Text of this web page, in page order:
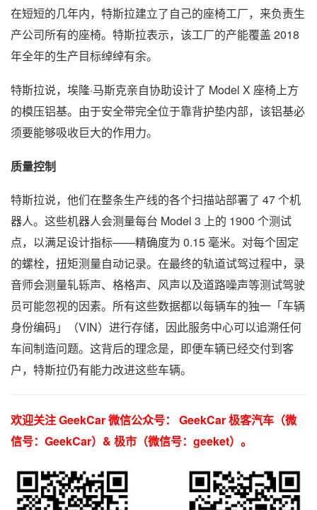
在短短的几年内，特斯拉建立了自己的座椅工厂，来负责生
产公司所有的座椅。特斯拉表示，该工厂的产能覆盖 2018
年全年的生产目标绰绰有余。
特斯拉说，埃隆·马斯克亲自协助设计了 Model X 座椅上方
的模压铝基。由于安全带完全位于靠背护垫内部，该铝基必
须要能够吸收巨大的作用力。
质量控制
特斯拉说，他们在整条生产线的各个扫描站部署了 47 个机
器人。这些机器人会测量每台 Model 3 上的 1900 个测试
点，以满足设计指标——精确度为 0.15 毫米。对每个固定
的螺栓，扭矩测量自动记录。在最终的轨道试驾过程中，录
音师会测量轧轹声、格格声、风声以及道路噪声等测试驾驶
员可能忽视的因素。所有这些数据都以每辆车的独一「车辆
身份编码」（VIN）进行存储，因此服务中心可以追溯任何
车间制造问题。这背后的理念是，即便车辆已经交付到客
户，特斯拉仍有能力改进这些车辆。
欢迎关注 GeekCar 微信公众号： GeekCar 极客汽车（微
信号：GeekCar）& 极市（微信号：geeket）。